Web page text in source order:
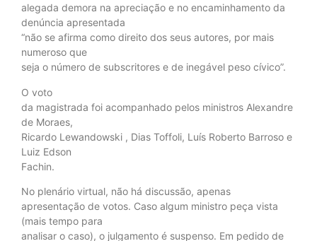
alegada demora na apreciação e no encaminhamento da
denúncia apresentada
“não se afirma como direito dos seus autores, por mais
numeroso que
seja o número de subscritores e de inegável peso cívico”.
O voto
da magistrada foi acompanhado pelos ministros Alexandre
de Moraes,
Ricardo Lewandowski , Dias Toffoli, Luís Roberto Barroso e
Luiz Edson
Fachin.
No plenário virtual, não há discussão, apenas
apresentação de votos. Caso algum ministro peça vista
(mais tempo para
analisar o caso), o julgamento é suspenso. Em pedido de